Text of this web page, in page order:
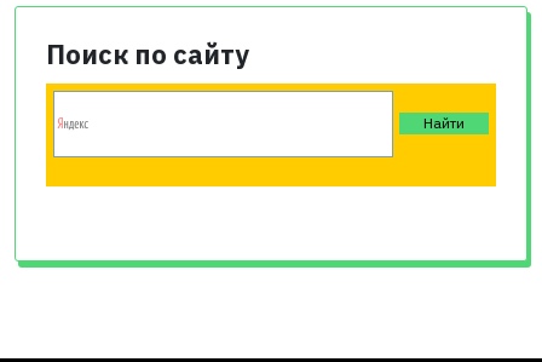
Поиск по сайту